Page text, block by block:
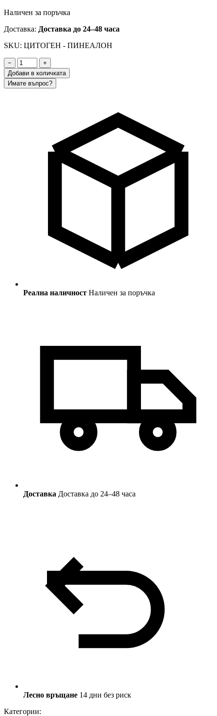
Наличен за поръчка
Доставка: Доставка до 24–48 часа
SKU: ЦИТОГЕН - ПИНЕАЛОН
−
+
Добави в количката
Имате въпрос?
Реална наличност Наличен за поръчка
Доставка Доставка до 24–48 часа
Лесно връщане 14 дни без риск
Категории: